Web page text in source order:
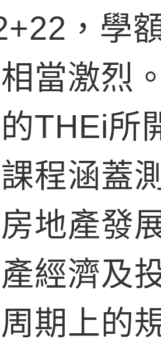
，學
當激烈
THEi所
程涵蓋
地產發
經濟及
期上的